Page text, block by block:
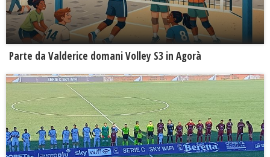
Parte da Valderice domani Volley S3 in Agorà